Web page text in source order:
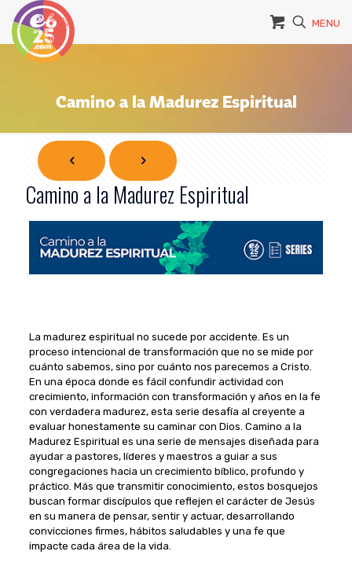
MENU
Camino a la Madurez Espiritual
Camino a la Madurez Espiritual
La madurez espiritual no sucede por accidente. Es un
proceso intencional de transformación que no se mide por
cuánto sabemos, sino por cuánto nos parecemos a Cristo.
En una época donde es fácil confundir actividad con
crecimiento, información con transformación y años en la fe
con verdadera madurez, esta serie desafía al creyente a
evaluar honestamente su caminar con Dios. Camino a la
Madurez Espiritual es una serie de mensajes diseñada para
ayudar a pastores, líderes y maestros a guiar a sus
congregaciones hacia un crecimiento bíblico, profundo y
práctico. Más que transmitir conocimiento, estos bosquejos
buscan formar discípulos que reflejen el carácter de Jesús
en su manera de pensar, sentir y actuar, desarrollando
convicciones firmes, hábitos saludables y una fe que
impacte cada área de la vida.